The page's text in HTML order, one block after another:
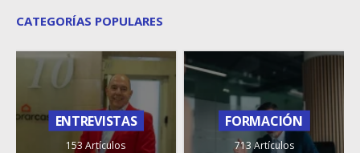
CATEGORÍAS POPULARES
ENTREVISTAS
153 Artículos
FORMACIÓN
713 Artículos